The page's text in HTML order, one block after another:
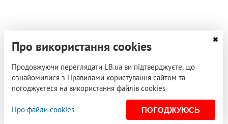
Про використання cookies
Продовжуючи переглядати LB.ua ви підтверджуєте, що
ознайомилися з Правилами користування сайтом та
погоджуєтеся на використання файлів cookies
Про файли cookies ПОГОДЖУЮСЬ